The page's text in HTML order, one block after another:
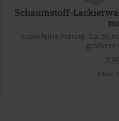
Schaumstoff-
Superfeine Porung. Ca. 50
größerer
Inhalt: